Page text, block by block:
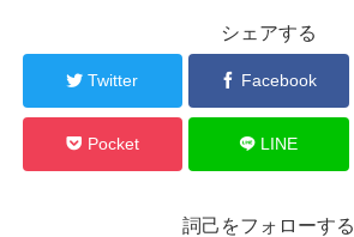
シェアする
Twitter Facebook
Pocket LINE
詞己をフォローする